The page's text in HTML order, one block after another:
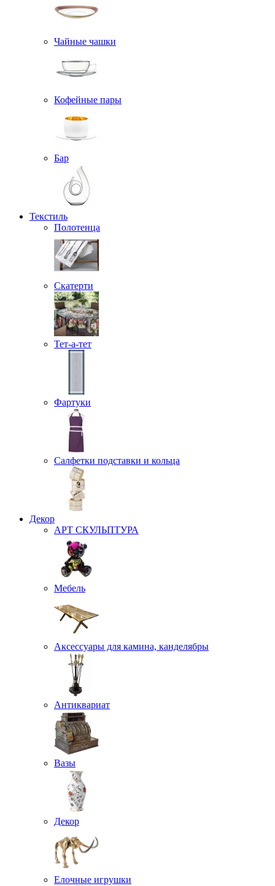
Чайные чашки
Кофейные пары
Бар
Текстиль
Полотенца
Скатерти
Тет-а-тет
Фартуки
Салфетки подставки и кольца
Декор
АРТ СКУЛЬПТУРА
Мебель
Аксессуары для камина, канделябры
Антиквариат
Вазы
Декор
Елочные игрушки